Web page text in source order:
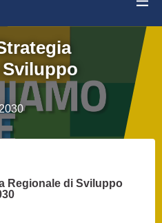
Regionale di Sviluppo